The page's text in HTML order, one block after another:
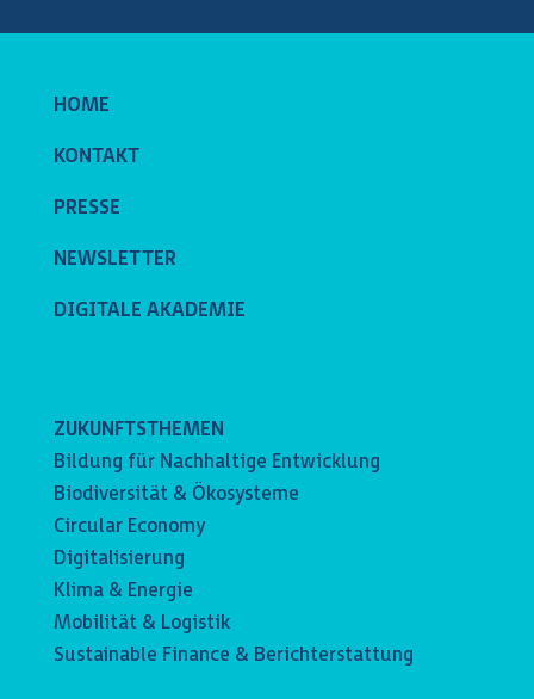
HOME
KONTAKT
PRESSE
NEWSLETTER
DIGITALE AKADEMIE
ZUKUNFTSTHEMEN
Bildung für Nachhaltige Entwicklung
Biodiversität & Ökosysteme
Circular Economy
Digitalisierung
Klima & Energie
Mobilität & Logistik
Sustainable Finance & Berichterstattung